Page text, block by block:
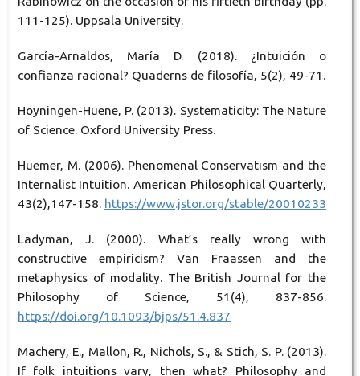
111-125). Uppsala University.
García-Arnaldos, María D. (2018). ¿Intuición o
confianza racional? Quaderns de filosofía, 5(2), 49-71.
Hoyningen-Huene, P. (2013). Systematicity: The Nature
of Science. Oxford University Press.
Huemer, M. (2006). Phenomenal Conservatism and the
Internalist Intuition. American Philosophical Quarterly,
43(2),147-158. https://www.jstor.org/stable/20010233
Ladyman, J. (2000). What’s really wrong with
constructive empiricism? Van Fraassen and the
metaphysics of modality. The British Journal for the
Philosophy of Science, 51(4), 837-856.
https://doi.org/10.1093/bjps/51.4.837
Machery, E., Mallon, R., Nichols, S., & Stich, S. P. (2013).
If folk intuitions vary, then what? Philosophy and